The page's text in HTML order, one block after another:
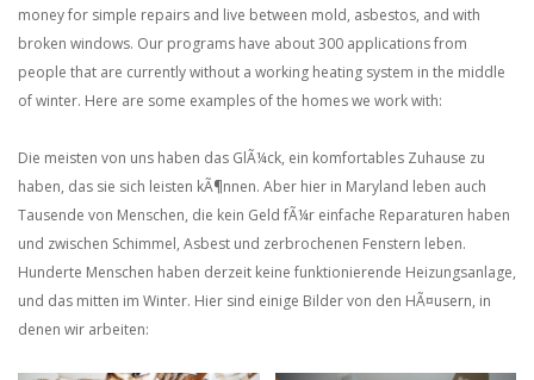
money for simple repairs and live between mold, asbestos, and with
broken windows. Our programs have about 300 applications from
people that are currently without a working heating system in the middle
of winter. Here are some examples of the homes we work with:
Die meisten von uns haben das GlÃ¼ck, ein komfortables Zuhause zu
haben, das sie sich leisten kÃ¶nnen. Aber hier in Maryland leben auch
Tausende von Menschen, die kein Geld fÃ¼r einfache Reparaturen haben
und zwischen Schimmel, Asbest und zerbrochenen Fenstern leben.
Hunderte Menschen haben derzeit keine funktionierende Heizungsanlage,
und das mitten im Winter. Hier sind einige Bilder von den HÃ¤usern, in
denen wir arbeiten: